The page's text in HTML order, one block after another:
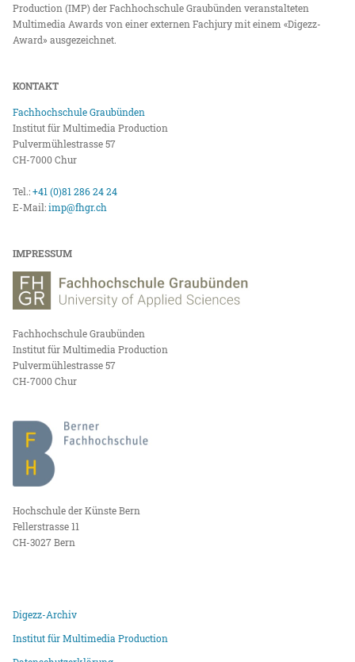
Production (IMP) der Fachhochschule Graubünden veranstalteten
Multimedia Awards von einer externen Fachjury mit einem «Digezz-
Award» ausgezeichnet.
KONTAKT
Fachhochschule Graubünden
Institut für Multimedia Production
Pulvermühlestrasse 57
CH-7000 Chur
Tel.:+41 (0)81 286 24 24
E-Mail:imp@fhgr.ch
IMPRESSUM
Fachhochschule Graubünden
Institut für Multimedia Production
Pulvermühlestrasse 57
CH-7000 Chur
Hochschule der Künste Bern
Fellerstrasse 11
CH-3027 Bern
Digezz-Archiv
Institut für Multimedia Production